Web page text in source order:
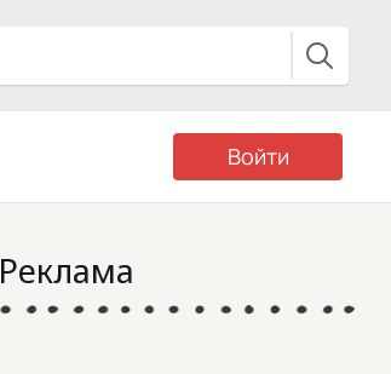
Войти
Реклама